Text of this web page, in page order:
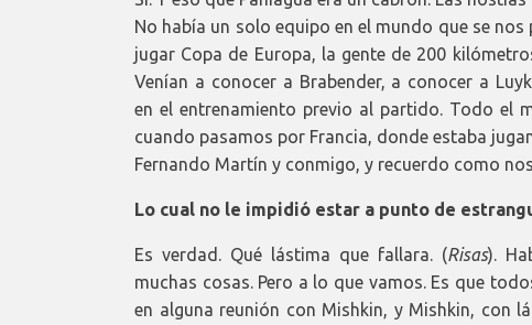
No había un solo equipo en el mundo que se
jugar Copa de Europa, la gente de 200
Venían a conocer a Brabender, a conocer a
en el entrenamiento previo al partido. Todo el
cuando pasamos por Francia, donde estaba
Fernando Martín y conmigo, y recuerdo como
Lo cual no le impidió estar a punto de
Es verdad. Qué lástima que fallara. (Risas).
muchas cosas. Pero a lo que vamos. Es que
en alguna reunión con Mishkin, y Mishkin, con